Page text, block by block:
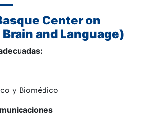
Center on
and Language)
y Biomédico